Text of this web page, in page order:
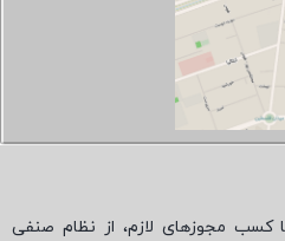
کسب مجوزهای لازم، از نظام صنفی